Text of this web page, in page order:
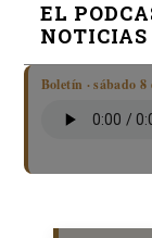
EL
NOTICIAS
Boletín · sábado 8